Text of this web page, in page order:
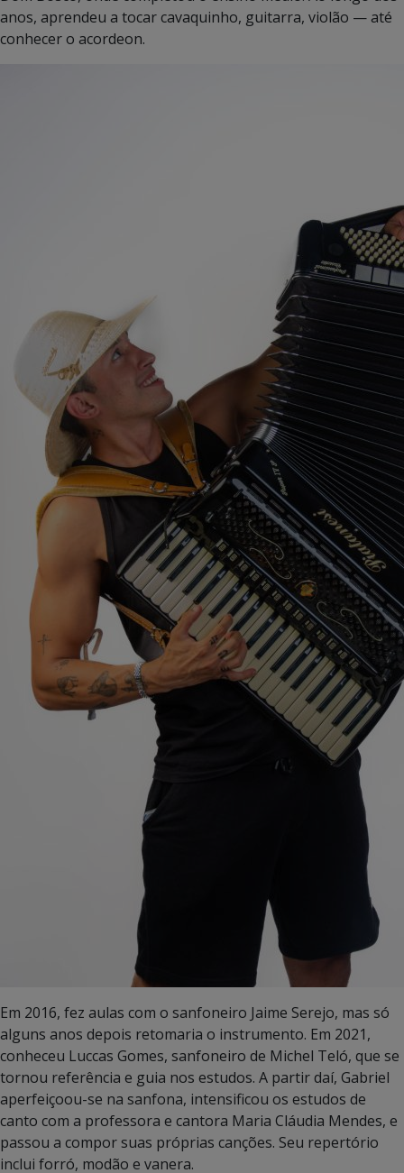
anos, aprendeu a tocar cavaquinho, guitarra, violão — até
conhecer o acordeon.
Em 2016, fez aulas com o sanfoneiro Jaime Serejo, mas só
alguns anos depois retomaria o instrumento. Em 2021,
conheceu Luccas Gomes, sanfoneiro de Michel Teló, que se
tornou referência e guia nos estudos. A partir daí, Gabriel
aperfeiçoou-se na sanfona, intensificou os estudos de
canto com a professora e cantora Maria Cláudia Mendes, e
passou a compor suas próprias canções. Seu repertório
inclui forró, modão e vanera.